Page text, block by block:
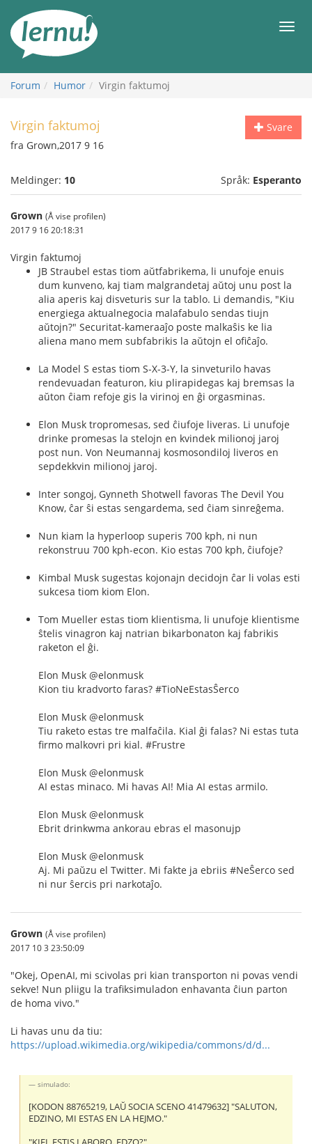
innholdet
Meny
Forum Humor Virgin faktumoj
Svare
Virgin faktumoj
fra Grown,2017 9 16
Meldinger: 10 Språk: Esperanto
Grown (Å vise profilen)
2017 9 16 20:18:31
Virgin faktumoj
JB Straubel estas tiom aŭtfabrikema, li unufoje enuis
dum kunveno, kaj tiam malgrandetaj aŭtoj unu post la
alia aperis kaj disveturis sur la tablo. Li demandis, "Kiu
energiega aktualnegocia malafabulo sendas tiujn
aŭtojn?" Securitat-kameraaĵo poste malkaŝis ke lia
aliena mano mem subfabrikis la aŭtojn el ofiĉaĵo.
La Model S estas tiom S-X-3-Y, la sinveturilo havas
rendevuadan featuron, kiu plirapidegas kaj bremsas la
aŭton ĉiam refoje gis la virinoj en ĝi orgasminas.
Elon Musk tropromesas, sed ĉiufoje liveras. Li unufoje
drinke promesas la stelojn en kvindek milionoj jaroj
post nun. Von Neumannaj kosmosondiloj liveros en
sepdekkvin milionoj jaroj.
Inter songoj, Gynneth Shotwell favoras The Devil You
Know, ĉar ŝi estas sengardema, sed ĉiam sinreĝema.
Nun kiam la hyperloop superis 700 kph, ni nun
rekonstruu 700 kph-econ. Kio estas 700 kph, ĉiufoje?
Kimbal Musk sugestas kojonajn decidojn ĉar li volas esti
sukcesa tiom kiom Elon.
Tom Mueller estas tiom klientisma, li unufoje klientisme
ŝtelis vinagron kaj natrian bikarbonaton kaj fabrikis
raketon el ĝi.
Elon Musk @elonmusk
Kion tiu kradvorto faras? #TioNeEstasŜerco
Elon Musk @elonmusk
Tiu raketo estas tre malfaĉila. Kial ĝi falas? Ni estas tuta
firmo malkovri pri kial. #Frustre
Elon Musk @elonmusk
AI estas minaco. Mi havas AI! Mia AI estas armilo.
Elon Musk @elonmusk
Ebrit drinkwma ankorau ebras el masonujp
Elon Musk @elonmusk
Aj. Mi paŭzu el Twitter. Mi fakte ja ebriis #NeŜerco sed
ni nur ŝercis pri narkotaĵo.
Grown (Å vise profilen)
2017 10 3 23:50:09
"Okej, OpenAI, mi scivolas pri kian transporton ni povas vendi
sekve! Nun pliigu la trafiksimuladon enhavanta ĉiun parton
de homa vivo."
Li havas unu da tiu:
https://upload.wikimedia.org/wikipedia/commons/d/d...
simulado:
[KODON 88765219, LAŬ SOCIA SCENO 41479632] "SALUTON,
EDZINO, MI ESTAS EN LA HEJMO."